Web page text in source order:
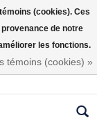
(cookies). Ces
de notre
les fonctions.
témoins (cookies) »